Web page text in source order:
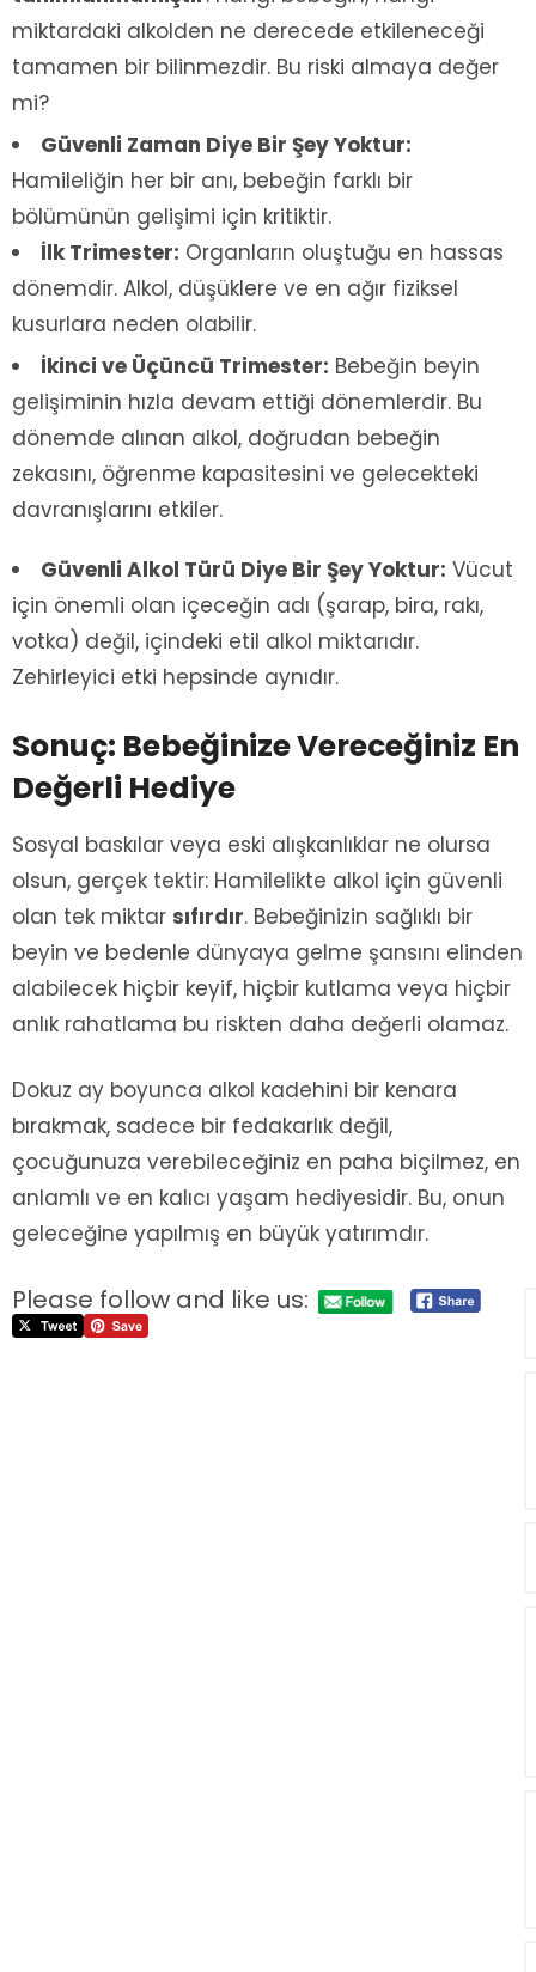
miktardaki alkolden ne derecede etkileneceği
tamamen bir bilinmezdir. Bu riski almaya değer
mi?
Güvenli Zaman Diye Bir Şey Yoktur:
Hamileliğin her bir anı, bebeğin farklı bir
bölümünün gelişimi için kritiktir.
İlk Trimester: Organların oluştuğu en hassas
dönemdir. Alkol, düşüklere ve en ağır fiziksel
kusurlara neden olabilir.
İkinci ve Üçüncü Trimester: Bebeğin beyin
gelişiminin hızla devam ettiği dönemlerdir. Bu
dönemde alınan alkol, doğrudan bebeğin
zekasını, öğrenme kapasitesini ve gelecekteki
davranışlarını etkiler.
Güvenli Alkol Türü Diye Bir Şey Yoktur: Vücut
için önemli olan içeceğin adı (şarap, bira, rakı,
votka) değil, içindeki etil alkol miktarıdır.
Zehirleyici etki hepsinde aynıdır.
Sonuç: Bebeğinize Vereceğiniz En
Değerli Hediye
Sosyal baskılar veya eski alışkanlıklar ne olursa
olsun, gerçek tektir: Hamilelikte alkol için güvenli
olan tek miktar sıfırdır. Bebeğinizin sağlıklı bir
beyin ve bedenle dünyaya gelme şansını elinden
alabilecek hiçbir keyif, hiçbir kutlama veya hiçbir
anlık rahatlama bu riskten daha değerli olamaz.
Dokuz ay boyunca alkol kadehini bir kenara
bırakmak, sadece bir fedakarlık değil,
çocuğunuza verebileceğiniz en paha biçilmez, en
anlamlı ve en kalıcı yaşam hediyesidir. Bu, onun
geleceğine yapılmış en büyük yatırımdır.
Please follow and like us: